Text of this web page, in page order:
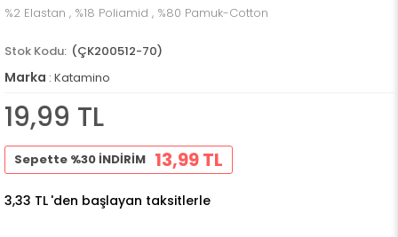
%2 Elastan , %18 Poliamid , %80 Pamuk-Cotton
(ÇK200512-70)
Marka : Katamino
19,99 TL
Sepette %30 İNDİRİM 13,99 TL
3,33 TL 'den başlayan taksitlerle